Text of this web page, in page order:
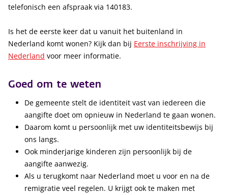
telefonisch een afspraak via 140183.
Is het de eerste keer dat u vanuit het buitenland in
Nederland komt wonen? Kijk dan bij Eerste inschrijving in
Nederland voor meer informatie.
Goed om te weten
De gemeente stelt de identiteit vast van iedereen die
aangifte doet om opnieuw in Nederland te gaan wonen.
Daarom komt u persoonlijk met uw identiteitsbewijs bij
ons langs.
Ook minderjarige kinderen zijn persoonlijk bij de
aangifte aanwezig.
Als u terugkomt naar Nederland moet u voor en na de
remigratie veel regelen. U krijgt ook te maken met